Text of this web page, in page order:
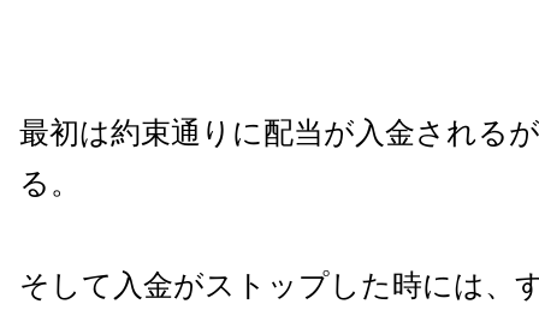
最初は約束通りに配当が入金される
る。
そして入金がストップした時には、